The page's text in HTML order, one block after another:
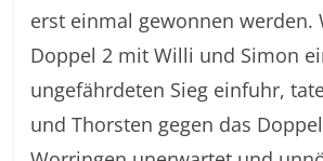
erst einmal gewonnen werden.
Doppel 2 mit Willi und Simon
ungefährdeten Sieg einfuhr,
und Thorsten gegen das